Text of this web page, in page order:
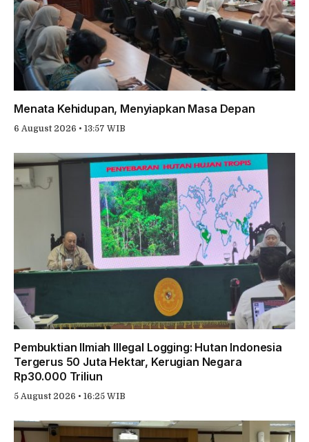
Menata Kehidupan, Menyiapkan Masa Depan
6 August 2026 • 13:57 WIB
Pembuktian Ilmiah Illegal Logging: Hutan Indonesia
Tergerus 50 Juta Hektar, Kerugian Negara
Rp30.000 Triliun
5 August 2026 • 16:25 WIB